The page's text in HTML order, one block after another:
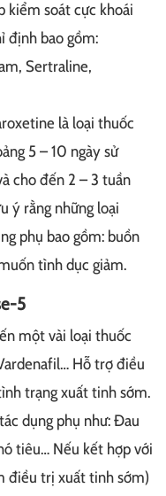
kiểm soát cực khoái
định bao gồm:
Sertraline,
là loại thuốc
5 – 10 ngày sử
cho đến 2 – 3 tuần
ý rằng những loại
phụ bao gồm: buồn
tình dục giảm.
5
một vài loại thuốc
Hỗ trợ điều
trạng xuất tinh sớm.
dụng phụ như: Đau
tiêu… Nếu kết hợp với
điều trị xuất tinh sớm)